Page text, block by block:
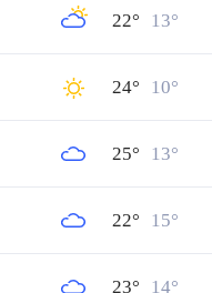
22° 13°
24° 10°
25° 13°
22° 15°
23° 14°